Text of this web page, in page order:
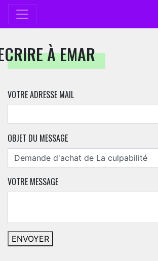
À EMAR
VOTRE ADRESSE MAIL
OBJET DU MESSAGE
VOTRE MESSAGE